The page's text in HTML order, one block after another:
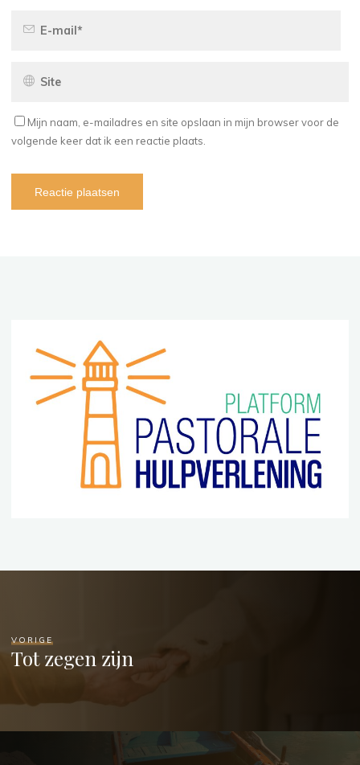
Mijn naam, e-mailadres en site opslaan in mijn browser voor de
volgende keer dat ik een reactie plaats.
VORIGE
Tot zegen zijn